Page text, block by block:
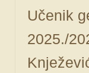
Učenik
2025./